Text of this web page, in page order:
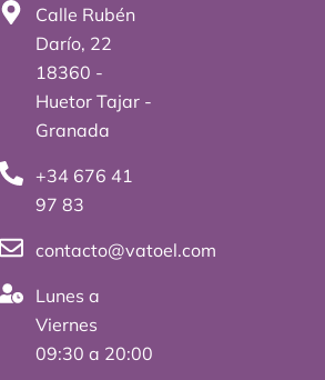
Calle Rubén
Darío, 22
18360 -
Huetor Tajar -
Granada
+34 676 41
97 83
contacto@vatoel.com
Lunes a
Viernes
09:30 a 20:00